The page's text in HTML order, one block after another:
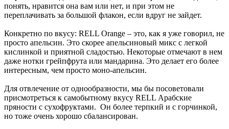
понять, нравится она вам или нет, и при этом не
переплачивать за большой флакон, если вдруг не зайдет.
Конкретно по вкусу: RELL Orange – это, как я уже говорил, не
просто апельсин. Это скорее апельсиновый микс с легкой
кислинкой и приятной сладостью. Некоторые отмечают в нем
даже нотки грейпфрута или мандарина. Это делает его более
интересным, чем просто моно-апельсин.
Для отвлечение от однообразности, мы бы посоветовали
присмотреться к самобытному вкусу RELL Арабские
пряности с сухофруктами. Он более терпкий и с горчинкой,
но тоже очень хорошо сбалансирован.